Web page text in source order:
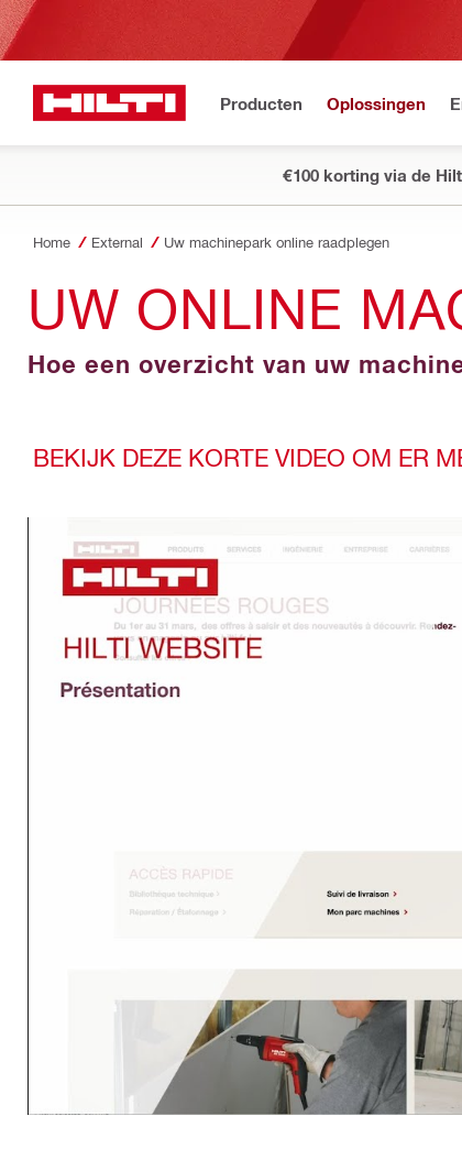
Producten Oplossingen
€100 korting via de
Home External Uw machinepark online raadplegen
UW ONLINE
Hoe een overzicht van uw
BEKIJK DEZE KORTE VIDEO OM ER